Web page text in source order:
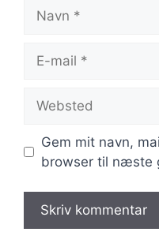
mail
Gem mit navn,
browser til næste